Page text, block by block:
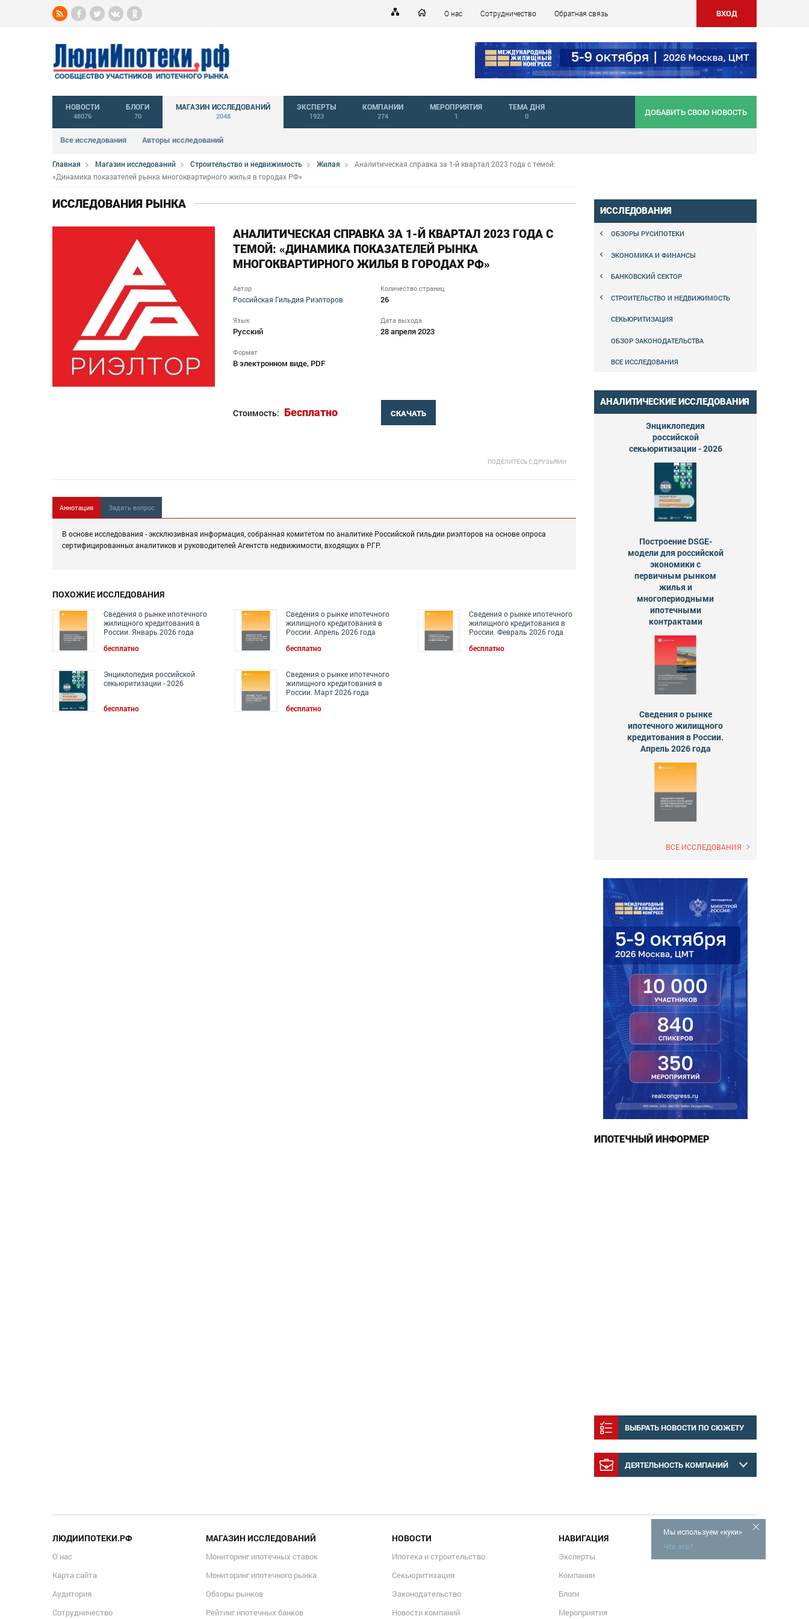
О нас Сотрудничество Обратная связь ВХОД
НОВОСТИ
48076
БЛОГИ
70
МАГАЗИН ИССЛЕДОВАНИЙ
2048
Все исследования Авторы исследований
ЭКСПЕРТЫ
1923
КОМПАНИИ
274
МЕРОПРИЯТИЯ
1
ТЕМА ДНЯ
0 ДОБАВИТЬ СВОЮ НОВОСТЬ
Главная Магазин исследований Строительство и недвижимость Жилая
Аналитическая справка за 1-й квартал 2023 года с темой:
«Динамика показателей рынка многоквартирного жилья в городах РФ»
ИССЛЕДОВАНИЯ РЫНКА
АНАЛИТИЧЕСКАЯ СПРАВКА ЗА 1-Й КВАРТАЛ 2023 ГОДА С
ТЕМОЙ: «ДИНАМИКА ПОКАЗАТЕЛЕЙ РЫНКА
МНОГОКВАРТИРНОГО ЖИЛЬЯ В ГОРОДАХ РФ»
Автор
Российская Гильдия Риэлторов
Количество страниц
26
Язык
Русский
Дата выхода
28 апреля 2023
Формат
В электронном виде, PDF
Стоимость: Бесплатно СКАЧАТЬ
ПОДЕЛИТЕСЬ С ДРУЗЬЯМИ
Аннотация Задать вопрос
В основе исследования - эксклюзивная информация, собранная комитетом по аналитике Российской гильдии риэлторов на основе опроса
сертифицированных аналитиков и руководителей Агентств недвижимости, входящих в РГР.
ПОХОЖИЕ ИССЛЕДОВАНИЯ
Сведения о рынке ипотечного
жилищного кредитования в
России. Январь 2026 года
бесплатно
Сведения о рынке ипотечного
жилищного кредитования в
России. Апрель 2026 года
бесплатно
Сведения о рынке ипотечного
жилищного кредитования в
России. Февраль 2026 года
бесплатно
Энциклопедия российской
секьюритизации - 2026
бесплатно
Сведения о рынке ипотечного
жилищного кредитования в
России. Март 2026 года
бесплатно
ИССЛЕДОВАНИЯ
ОБЗОРЫ РУСИПОТЕКИ
ЭКОНОМИКА И ФИНАНСЫ
БАНКОВСКИЙ СЕКТОР
СТРОИТЕЛЬСТВО И НЕДВИЖИМОСТЬ
СЕКЬЮРИТИЗАЦИЯ
ОБЗОР ЗАКОНОДАТЕЛЬСТВА
ВСЕ ИССЛЕДОВАНИЯ
АНАЛИТИЧЕСКИЕ ИССЛЕДОВАНИЯ
Энциклопедия
российской
секьюритизации - 2026
Построение DSGE-
модели для российской
экономики с
первичным рынком
жилья и
многопериодными
ипотечными
контрактами
Сведения о рынке
ипотечного жилищного
кредитования в России.
Апрель 2026 года
ВСЕ ИССЛЕДОВАНИЯ
ИПОТЕЧНЫЙ ИНФОРМЕР
ВЫБРАТЬ НОВОСТИ ПО СЮЖЕТУ
ДЕЯТЕЛЬНОСТЬ КОМПАНИЙ
Мы используем «куки»
Что это?
ЛЮДИИПОТЕКИ.РФ
О нас
Карта сайта
Аудитория
Сотрудничество
МАГАЗИН ИССЛЕДОВАНИЙ
Мониторинг ипотечных ставок
Мониторинг ипотечного рынка
Обзоры рынков
Рейтинг ипотечных банков
НОВОСТИ
Ипотека и строительство
Секьюритизация
Законодательство
Новости компаний
НАВИГАЦИЯ
Эксперты
Компании
Блоги
Мероприятия